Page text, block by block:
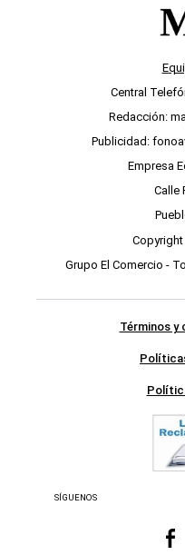
Central
Redacción:
Publicidad:
Empresa
Calle
Grupo El Comercio -
Términos y
SÍGUENOS